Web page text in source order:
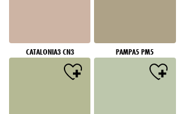
CATALONIA3 CN3 PAMPA5 PM5